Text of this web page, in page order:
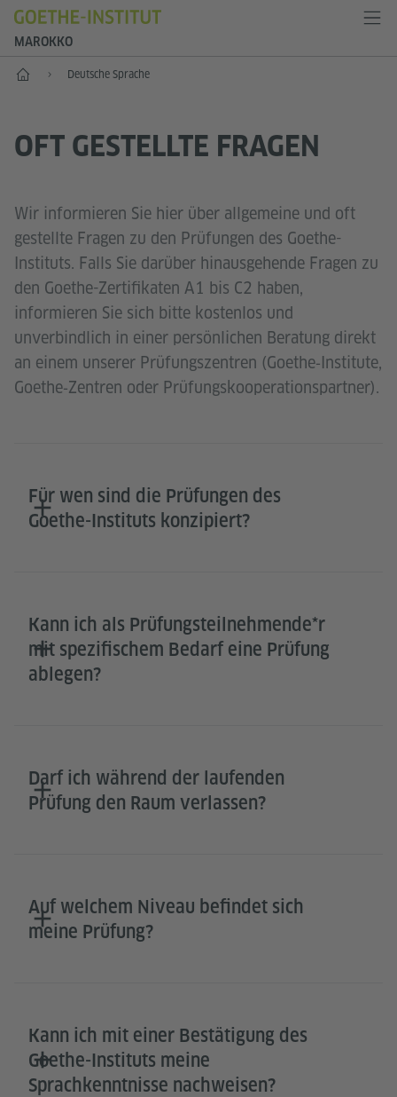
MAROKKO
Start Deutsche Sprache
OFT GESTELLTE FRAGEN
Wir informieren Sie hier über allgemeine und oft
gestellte Fragen zu den Prüfungen des Goethe-
Instituts. Falls Sie darüber hinausgehende Fragen zu
den Goethe-Zertifikaten A1 bis C2 haben,
informieren Sie sich bitte kostenlos und
unverbindlich in einer persönlichen Beratung direkt
an einem unserer Prüfungszentren (Goethe‑Institute,
Goethe‑Zentren oder Prüfungskooperationspartner).
Für wen sind die Prüfungen des
Goethe-Instituts konzipiert?
Kann ich als Prüfungsteilnehmende*r
mit spezifischem Bedarf eine Prüfung
ablegen?
Darf ich während der laufenden
Prüfung den Raum verlassen?
Auf welchem Niveau befindet sich
meine Prüfung?
Kann ich mit einer Bestätigung des
Goethe-Instituts meine
Sprachkenntnisse nachweisen?